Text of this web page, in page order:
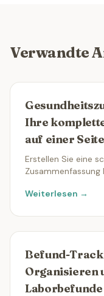
Verwandte
Ihre
auf einer Seite
Erstellen Sie eine
oder auf Reisen.
Weiterlesen →
Befund-
Organisieren
Laborbefunde